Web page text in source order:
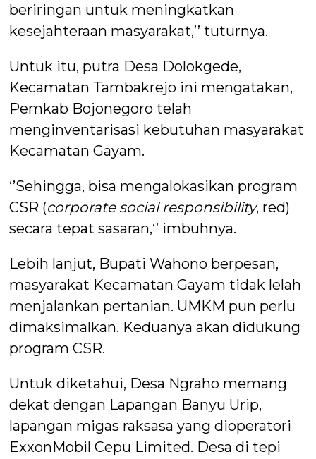
beriringan untuk meningkatkan
kesejahteraan masyarakat,’’ tuturnya.
Untuk itu, putra Desa Dolokgede,
Kecamatan Tambakrejo ini mengatakan,
Pemkab Bojonegoro telah
menginventarisasi kebutuhan masyarakat
Kecamatan Gayam.
‘’Sehingga, bisa mengalokasikan program
CSR (corporate social responsibility, red)
secara tepat sasaran,‘’ imbuhnya.
Lebih lanjut, Bupati Wahono berpesan,
masyarakat Kecamatan Gayam tidak lelah
menjalankan pertanian. UMKM pun perlu
dimaksimalkan. Keduanya akan didukung
program CSR.
Untuk diketahui, Desa Ngraho memang
dekat dengan Lapangan Banyu Urip,
lapangan migas raksasa yang dioperatori
ExxonMobil Cepu Limited. Desa di tepi